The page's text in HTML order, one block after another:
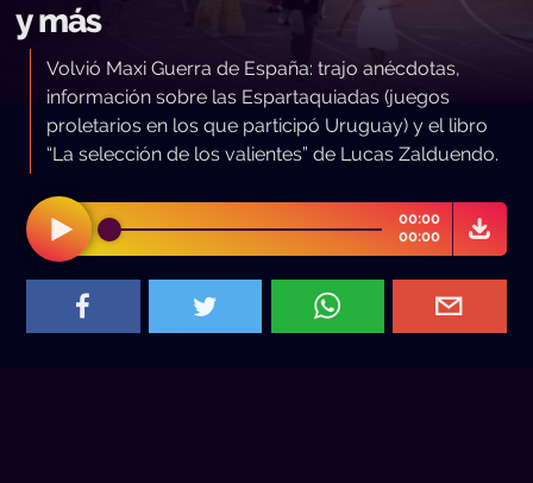
y más
Volvió Maxi Guerra de España: trajo anécdotas,
información sobre las Espartaquiadas (juegos
proletarios en los que participó Uruguay) y el libro
“La selección de los valientes” de Lucas Zalduendo.
00:00
00:00